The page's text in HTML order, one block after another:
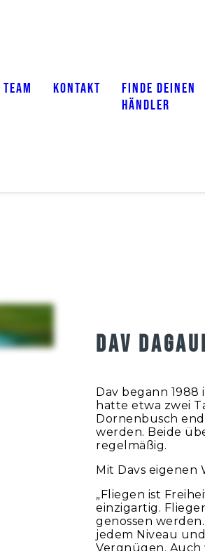
TEAM KONTAKT
FINDE DEINEN
HÄNDLER
DAV
Dav begann
hatte etwa zwei
Dornenbusch
werden. Beide
regelmäßig.
Mit Davs eigenen
„Fliegen ist
einzigartig.
genossen
jedem Niveau
Vergnügen.